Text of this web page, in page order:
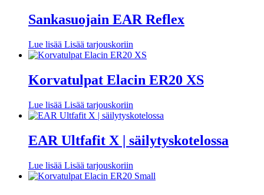
Sankasuojain EAR Reflex
Lue lisää Lisää tarjouskoriin
Korvatulpat Elacin ER20 XS
Lue lisää Lisää tarjouskoriin
EAR Ultfafit X | säilytyskotelossa
Lue lisää Lisää tarjouskoriin